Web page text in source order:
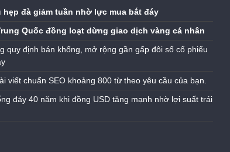
hẹp đà giảm tuần nhờ lực mua bắt đáy
Quốc đồng loạt dừng giao dịch vàng cá nhân
quy định bán khống, mở rộng gần gấp đôi số cổ phiếu
viết chuẩn SEO khoảng 800 từ theo yêu cầu của bạn.
đáy 40 năm khi đồng USD tăng mạnh nhờ lợi suất trái